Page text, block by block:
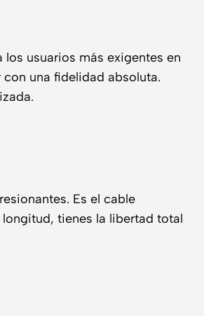
los usuarios más exigentes en
una fidelidad absoluta.
Es el cable
tienes la libertad total